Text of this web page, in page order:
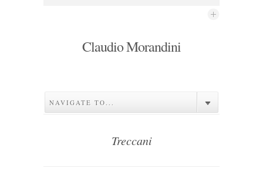
Claudio Morandini
NAVIGATE TO...
Treccani